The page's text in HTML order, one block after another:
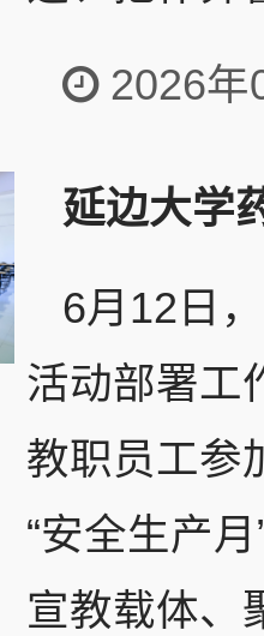
2026年
延边大学
6月12日
活动部署工
教职员工参
“安全生产
宣教载体、